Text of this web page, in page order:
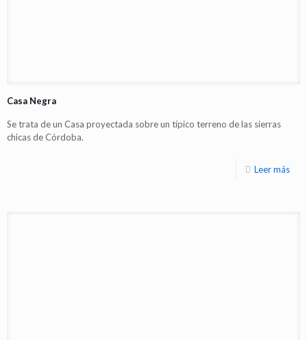
Casa Negra
Se trata de un Casa proyectada sobre un típico terreno de las sierras
chicas de Córdoba.
Leer más